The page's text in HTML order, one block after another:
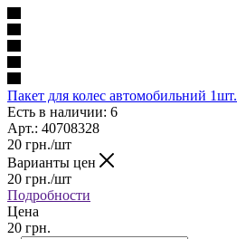
Пакет для колес автомобильний 1шт.
Есть в наличии: 6
Арт.: 40708328
20 грн./шт
Варианты цен
20 грн./шт
Подробности
Цена
20 грн.